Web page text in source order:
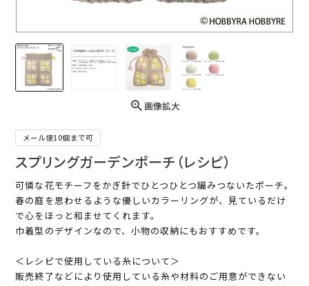
画像拡大
メール便10個まで可
スプリングガーデンポーチ（レシピ）
可憐な花モチーフをかぎ針でひとつひとつ編みつないたポーチ。
春の庭を思わせるような優しいカラーリングが、見ているだけ
で心をほっと和ませてくれます。
巾着型のデザインなので、小物の収納にもおすすめです。
＜レシピで使用している糸について＞
販売終了などにより使用している糸や材料のご用意ができない